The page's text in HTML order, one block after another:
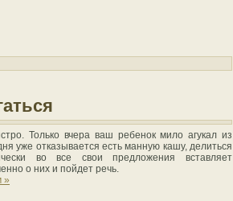
Только вчера ваш ребенок мило агукал из
уже отказывается есть манную кашу, делиться
во все свои предложения вставляет
о них и пойдет речь.
»